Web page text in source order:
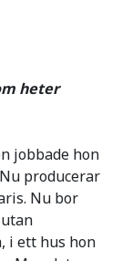
heter
jobbade hon
producerar
Nu bor
i ett hus hon